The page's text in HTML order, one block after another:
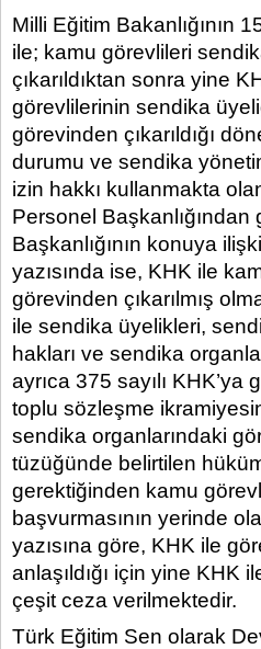
Milli Eğitim Bakanlığının
ile; kamu görevlileri
çıkarıldıktan sonra yine
görevlilerinin sendika
görevinden çıkarıldığı
durumu ve sendika
izin hakkı kullanmakta
Personel
Başkanlığının konuya
yazısında ise, KHK ile
görevinden çıkarılmış
ile sendika üyelikleri,
hakları ve sendika
ayrıca 375 sayılı
toplu sözleşme
sendika organlarındaki
tüzüğünde belirtilen
gerektiğinden kamu
başvurmasının yerinde
yazısına göre, KHK ile
anlaşıldığı için yine KHK
çeşit ceza verilmektedir.
Türk Eğitim Sen olarak